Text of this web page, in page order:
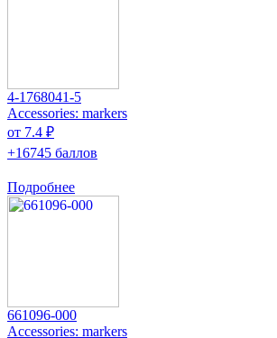
4-1768041-5
Accessories: markers
от 7.4 ₽
+16745 баллов
Подробнее
661096-000
Accessories: markers